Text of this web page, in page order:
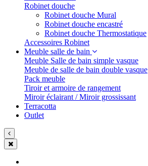
Robinet douche
Robinet douche Mural
Robinet douche encastré
Robinet douche Thermostatique
Accessoires Robinet
Meuble salle de bain
Meuble Salle de bain simple vasque
Meuble de salle de bain double vasque
Pack meuble
Tiroir et armoire de rangement
Miroir éclairant / Miroir grossissant
Terracotta
Outlet